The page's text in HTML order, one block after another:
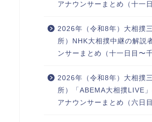
アナウンサーまとめ（十一
2026年（令和8年）大相撲
所）NHK大相撲中継の解説
ンサーまとめ（十一日目〜
2026年（令和8年）大相撲
所）「ABEMA大相撲LIVE
アナウンサーまとめ（六日